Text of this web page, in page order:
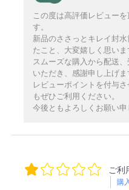
この度は高評価レビュー
す。
新品のささっとキレイ封
たこと、大変嬉しく思いま
スムーズな購入から配送
いただき、感謝申し上げま
レビューポイントを付与
もぜひご利用ください。
今後ともよろしくお願い申
ご利
購